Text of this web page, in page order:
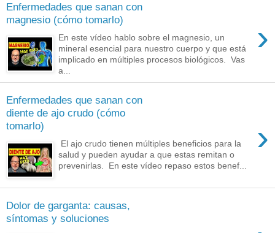
Enfermedades que sanan con
magnesio (cómo tomarlo)
›
En este vídeo hablo sobre el magnesio, un
mineral esencial para nuestro cuerpo y que está
implicado en múltiples procesos biológicos. Vas
a...
Enfermedades que sanan con
diente de ajo crudo (cómo
tomarlo)
›
El ajo crudo tienen múltiples beneficios para la
salud y pueden ayudar a que estas remitan o
prevenirlas. En este vídeo repaso estos benef...
Dolor de garganta: causas,
síntomas y soluciones